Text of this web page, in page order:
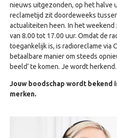
nieuws uitgezonden, op het halve
reclametijd zit doordeweeks
actualiteiten heen. In het
van 8.00 tot 17.00 uur. Omdat de
toegankelijk is, is radioreclame via
betaalbare manier om steeds
beeld’ te komen. Je wordt herkend.
Jouw boodschap wordt bekend
merken.